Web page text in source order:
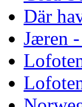
Där
Jæren